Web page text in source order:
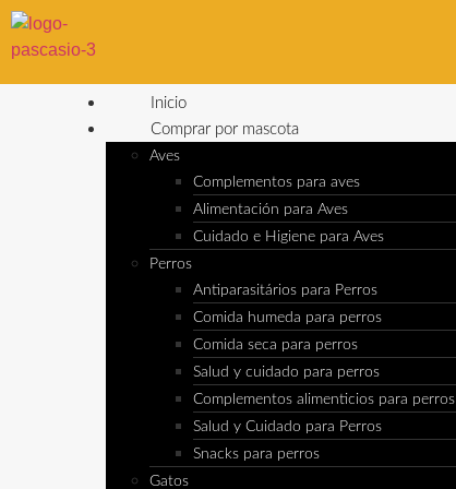
Inicio
Comprar por mascota
Aves
Complementos para aves
Alimentación para Aves
Cuidado e Higiene para Aves
Perros
Antiparasitários para Perros
Comida humeda para perros
Comida seca para perros
Salud y cuidado para perros
Complementos alimenticios para perros
Salud y Cuidado para Perros
Snacks para perros
Gatos